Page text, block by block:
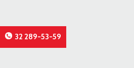
32 289-53-59